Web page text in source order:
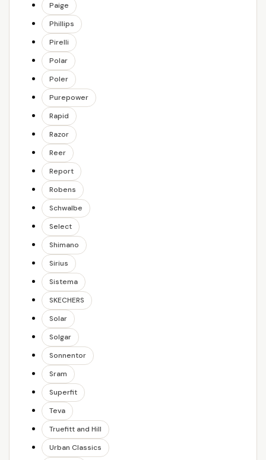
Paige
Phillips
Pirelli
Polar
Poler
Purepower
Rapid
Razor
Reer
Report
Robens
Schwalbe
Select
Shimano
Sirius
Sistema
SKECHERS
Solar
Solgar
Sonnentor
Sram
Superfit
Teva
Truefitt and Hill
Urban Classics